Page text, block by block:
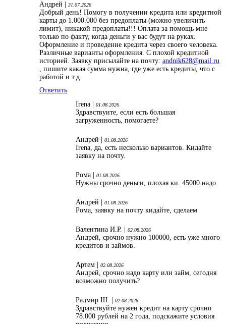
Андрей | 31.07.2026
Добрый день! Помогу в получении кредита или кредитной
карты до 1.000.000 без предоплаты (можно увеличить
лимит), никакой предоплаты!!! Оплата за помощь мне
только по факту, когда деньги у вас будут на руках.
Оформление и проведение кредита через своего человека.
Различные варианты оформления. С плохой кредитной
историей. Заявку присылайте на почту: andnik628@mail.ru
, пишите какая сумма нужна, где уже есть кредиты, что с
работой и т.д.
Ответить
Irena |
01.08.2026
Здравствуите, если есть большая
загруженность, помогаете?
Андрей | 01.08.2026
Irena, да, есть несколько вариантов. Кидайте
заявку на почту.
Рома | 01.08.2026
Нужны срочно деньги, плохая ки. 45000 надо
Андрей | 01.08.2026
Рома, заявку на почту кидайте, сделаем
Валентина И.Р. | 02.08.2026
Андрей, срочно нужно 100000, есть уже много
кредитов и займов.
Артем | 02.08.2026
Андрей, срочно надо карту или займ, сегодня
возможно получить?
Радмир Ш. | 02.08.2026
Здравствуйте нужен кредит на карту срочно
78.000 рублей на 2 года, подскажите условия